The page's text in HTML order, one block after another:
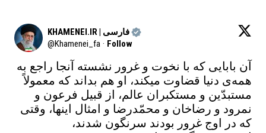
KHAMENEI.IR | فارسی
@Khamenei_fa · Follow
همه‌ی دنیا قضاوت میکند، او هم بداند که معمولاً‌